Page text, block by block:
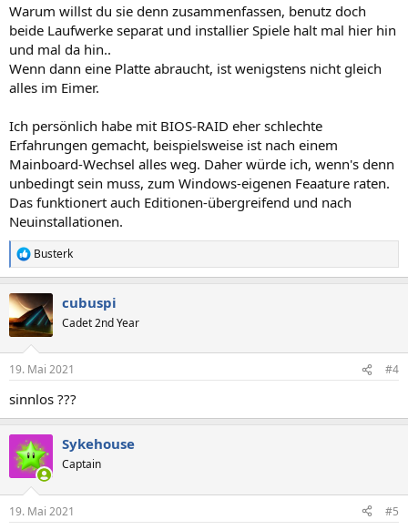
Warum willst du sie denn zusammenfassen, benutz doch
beide Laufwerke separat und installier Spiele halt mal hier hin
und mal da hin..
Wenn dann eine Platte abraucht, ist wenigstens nicht gleich
alles im Eimer.
Ich persönlich habe mit BIOS-RAID eher schlechte
Erfahrungen gemacht, beispielsweise ist nach einem
Mainboard-Wechsel alles weg. Daher würde ich, wenn's denn
unbedingt sein muss, zum Windows-eigenen Feaature raten.
Das funktionert auch Editionen-übergreifend und nach
Neuinstallationen.
R
e
k
t
i
e
:
Busterk
cubuspi
Cadet 2nd Year
19. Mai 2021 #4
sinnlos ???
Sykehouse
Captain
19. Mai 2021 #5